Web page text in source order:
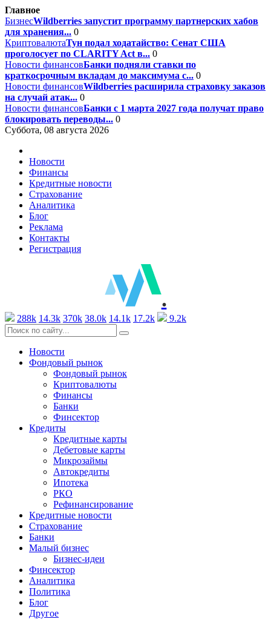
Главное
БизнесWildberries запустит программу партнерских хабов
для хранения... 0
КриптовалютаТун подал ходатайство: Сенат США
проголосует по CLARITY Act в... 0
Новости финансовБанки подняли ставки по
краткосрочным вкладам до максимума с... 0
Новости финансовWildberries расширила страховку заказов
на случай атак... 0
Новости финансовБанки с 1 марта 2027 года получат право
блокировать переводы... 0
Суббота, 08 августа 2026
Новости
Финансы
Кредитные новости
Страхование
Аналитика
Блог
Реклама
Контакты
Регистрация
.
288k 14.3k 370k 38.0k 14.1k 17.2k 9.2k
Новости
Фондовый рынок
Фондовый рынок
Криптовалюты
Финансы
Банки
Финсектор
Кредиты
Кредитные карты
Дебетовые карты
Микрозаймы
Автокредиты
Ипотека
РКО
Рефинансирование
Кредитные новости
Страхование
Банки
Малый бизнес
Бизнес-идеи
Финсектор
Аналитика
Политика
Блог
Другое